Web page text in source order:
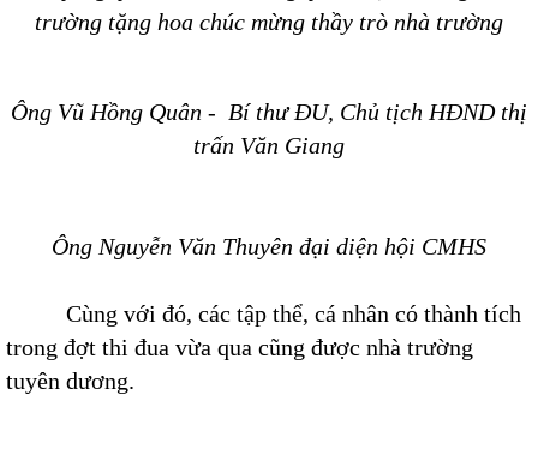
trường tặng hoa chúc mừng thầy trò nhà trường
Ông Vũ Hồng Quân - Bí thư ĐU, Chủ tịch HĐND thị
trấn Văn Giang
Ông Nguyễn Văn Thuyên đại diện hội CMHS
Cùng với đó, các tập thể, cá nhân có thành tích
trong đợt thi đua vừa qua cũng được nhà trường
tuyên dương.